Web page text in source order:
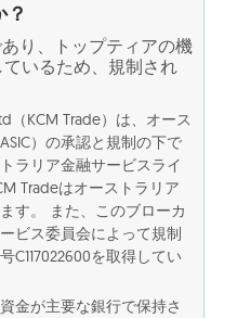
り、トップティアの機
いるため、規制され
（KCM Trade）は、オース
）の承認と規制の下で
ラリア金融サービスライ
Tradeはオーストラリア
す。 また、このブローカ
ビス委員会によって規制
C117022600を取得してい
金が主要な銀行で保持さ